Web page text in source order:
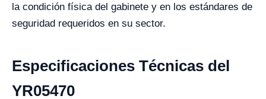
la condición física del gabinete y en los estándares de
seguridad requeridos en su sector.
Especificaciones Técnicas del
YR05470